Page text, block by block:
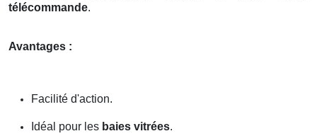
télécommande.
Avantages :
Facilité d'action.
Idéal pour les baies vitrées.